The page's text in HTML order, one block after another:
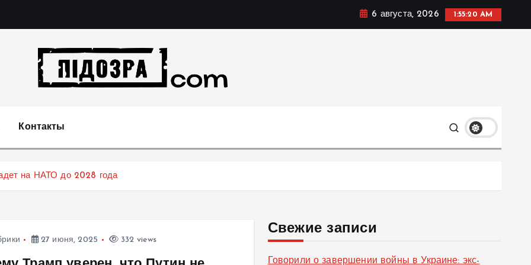
6 августа, 2026 1:55:21 AM
Контакты
на НАТО до 2028 года
27 июня, 2025 332 views
Свежие записи
Говорили о завершении войны в Украине: экс-